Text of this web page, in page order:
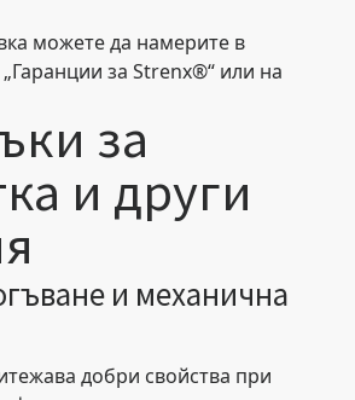
можете да намерите в
за Strenx®“ или на
за
и други
и механична
добри свойства при